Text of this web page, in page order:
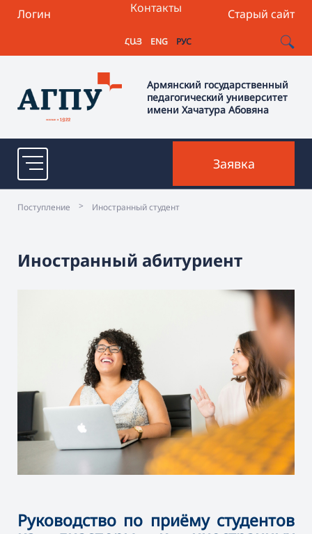
Логин Старый сайт
Контакты
ՀԱՅ ENG РУС
Армянский государственный
педагогический университет
имени Хачатура Абовяна
Заявка
Поступление > Иностранный студент
Иностранный абитуриент
Руководство по приёму студентов